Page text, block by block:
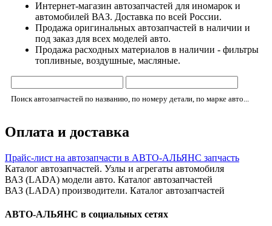
Интернет-магазин автозапчастей для иномарок и
автомобилей ВАЗ. Доставка по всей России.
Продажа оригинальных автозапчастей в наличии и
под заказ для всех моделей авто.
Продажа расходных материалов в наличии - фильтры
топливные, воздушные, масляные.
Поиск автозапчастей по названию, по номеру детали, по марке авто...
Оплата и доставка
Прайс-лист на автозапчасти в АВТО-АЛЬЯНС запчасть
Каталог автозапчастей. Узлы и агрегаты автомобиля
ВАЗ (LADA) модели авто. Каталог автозапчастей
ВАЗ (LADA) производители. Каталог автозапчастей
АВТО-АЛЬЯНС в социальных сетях